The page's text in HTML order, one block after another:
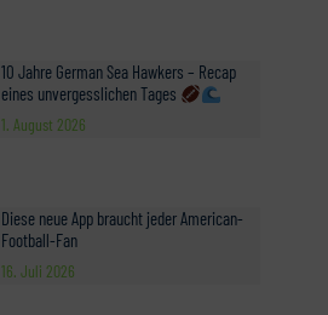
10 Jahre German Sea Hawkers – Recap
eines unvergesslichen Tages
1. August 2026
Diese neue App braucht jeder American-
Football-Fan
16. Juli 2026